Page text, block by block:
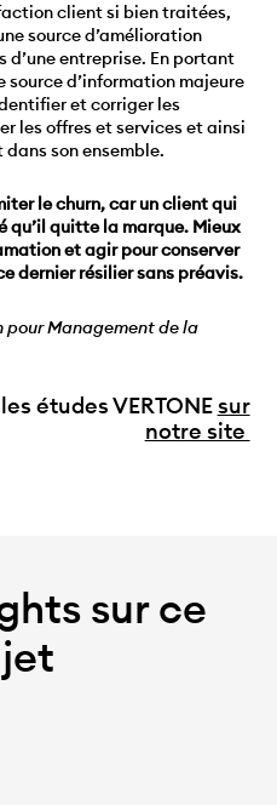
client si bien traitées,
source d’amélioration
d’une entreprise. En portant
source d’information majeure
et corriger les
les offres et services et ainsi
dans son ensemble.
le churn, car un client qui
quitte la marque. Mieux
et agir pour conserver
dernier résilier sans préavis.
pour Management de la
études VERTONEsur
notre site
sur ce